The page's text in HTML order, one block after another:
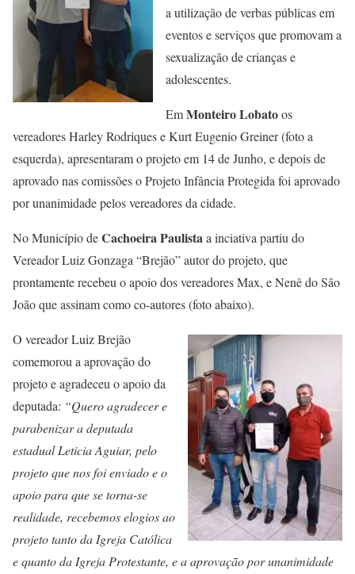
a utilização de verbas públicas em
eventos e serviços que promovam a
sexualização de crianças e
adolescentes.
EmMonteiro Lobatoos
vereadores Harley Rodriques e Kurt Eugenio Greiner (foto a
esquerda), apresentaram o projeto em 14 de Junho, e depois de
aprovado nas comissões o Projeto Infância Protegida foi aprovado
por unanimidade pelos vereadores da cidade.
No Município deCachoeira Paulistaa inciativa partiu do
Vereador Luiz Gonzaga “Brejão” autor do projeto, que
prontamente recebeu o apoio dos vereadores Max, e Nenê do São
João que assinam como co-autores (foto abaixo).
O vereador Luiz Brejão
comemorou a aprovação do
projeto e agradeceu o apoio da
deputada: “Quero agradecer e
parabenizar a deputada
estadual Leticia Aguiar, pelo
projeto que nos foi enviado e o
apoio para que se torna-se
realidade, recebemos elogios ao
projeto tanto da Igreja Católica
e quanto da Igreja Protestante, e a aprovação por unanimidade